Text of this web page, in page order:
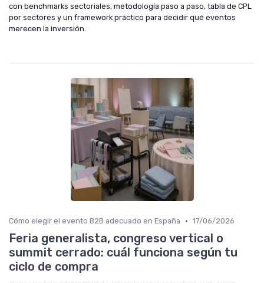
con benchmarks sectoriales, metodología paso a paso, tabla de CPL
por sectores y un framework práctico para decidir qué eventos
merecen la inversión.
Cómo elegir el evento B2B adecuado en España • 17/06/2026
Feria generalista, congreso vertical o
summit cerrado: cuál funciona según tu
ciclo de compra